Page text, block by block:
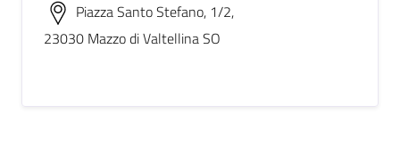
Piazza Santo Stefano, 1/2,
23030 Mazzo di Valtellina SO